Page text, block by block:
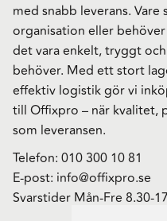
med snabb leverans.
organisation eller
det vara enkelt, tryggt
behöver. Med ett stort
effektiv logistik gör vi
till Offixpro – när kvalitet,
som leveransen.
Telefon: 010 300 10 81
E-post: info@offixpro.se
Svarstider Mån-Fre 8.30-